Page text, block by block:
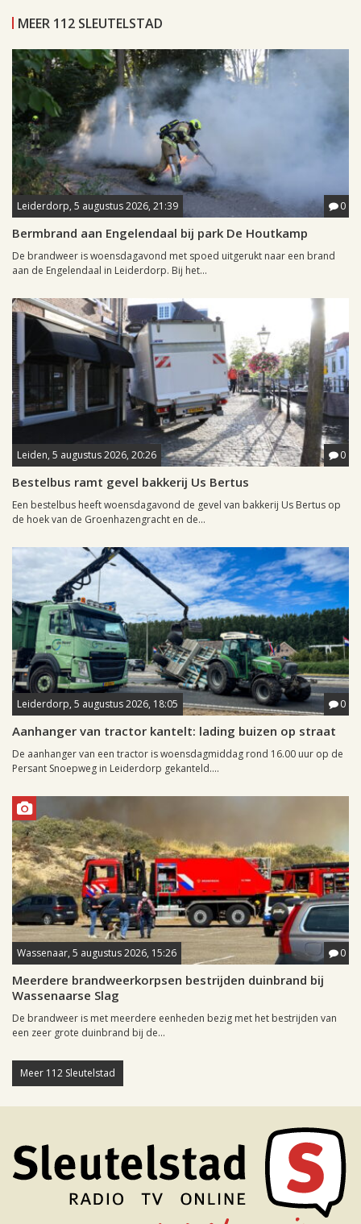
MEER 112 SLEUTELSTAD
Leiderdorp, 5 augustus 2026, 21:39 0
Bermbrand aan Engelendaal bij park De Houtkamp
De brandweer is woensdagavond met spoed uitgerukt naar een brand
aan de Engelendaal in Leiderdorp. Bij het...
Leiden, 5 augustus 2026, 20:26 0
Bestelbus ramt gevel bakkerij Us Bertus
Een bestelbus heeft woensdagavond de gevel van bakkerij Us Bertus op
de hoek van de Groenhazengracht en de...
Leiderdorp, 5 augustus 2026, 18:05 0
Aanhanger van tractor kantelt: lading buizen op straat
De aanhanger van een tractor is woensdagmiddag rond 16.00 uur op de
Persant Snoepweg in Leiderdorp gekanteld....
Wassenaar, 5 augustus 2026, 15:26 0
Meerdere brandweerkorpsen bestrijden duinbrand bij
Wassenaarse Slag
De brandweer is met meerdere eenheden bezig met het bestrijden van
een zeer grote duinbrand bij de...
Meer 112 Sleutelstad